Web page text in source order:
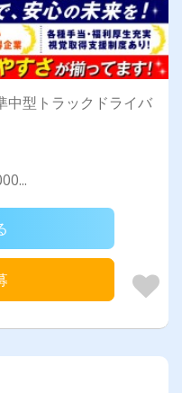
中型トラックドライバ